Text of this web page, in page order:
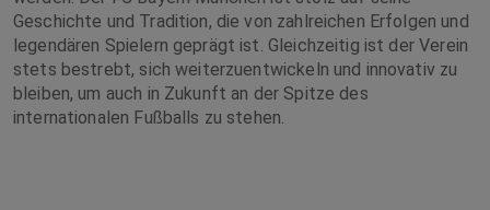
Geschichte und Tradition, die von zahlreichen Erfolgen und
legendären Spielern geprägt ist. Gleichzeitig ist der Verein
stets bestrebt, sich weiterzuentwickeln und innovativ zu
bleiben, um auch in Zukunft an der Spitze des
internationalen Fußballs zu stehen.